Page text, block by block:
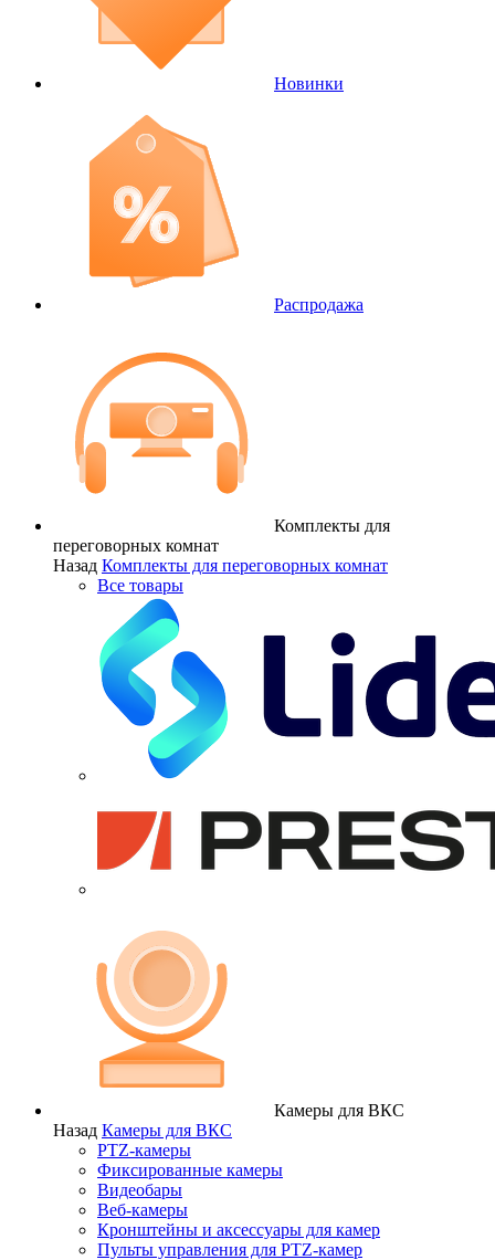
Новинки
Распродажа
Комплекты для
переговорных комнат
Назад Комплекты для переговорных комнат
Все товары
Камеры для ВКС
Назад Камеры для ВКС
PTZ-камеры
Фиксированные камеры
Видеобары
Веб-камеры
Кронштейны и аксессуары для камер
Пульты управления для PTZ-камер